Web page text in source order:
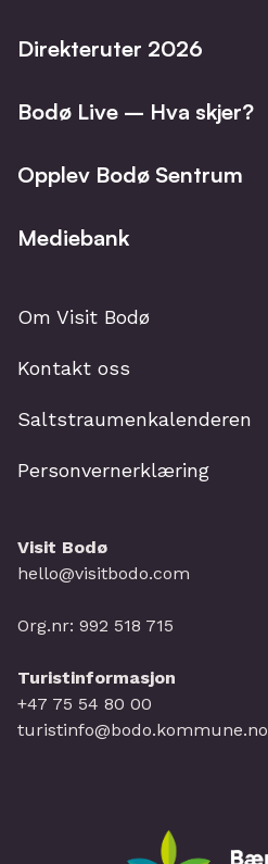
Direkteruter 2026
Bodø Live – Hva skjer?
Opplev Bodø Sentrum
Mediebank
Om Visit Bodø
Kontakt oss
Saltstraumenkalenderen
Personvernerklæring
Visit Bodø
hello@visitbodo.com
Org.nr: 992 518 715
Turistinformasjon
+47 75 54 80 00
turistinfo@bodo.kommune.no